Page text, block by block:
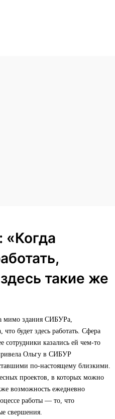
«Когда
такие же
мимо здания СИБУРа,
будет здесь работать. Сфера
сотрудники казались ей чем-то
Ольгу в СИБУР
по-настоящему близкими.
проектов, в которых можно
возможность ежедневно
работы — то, что
свершения.